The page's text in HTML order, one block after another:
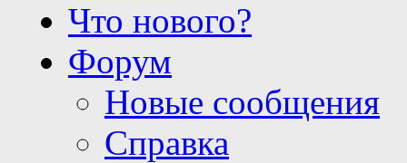
Что нового?
Форум
Новые сообщения
Справка